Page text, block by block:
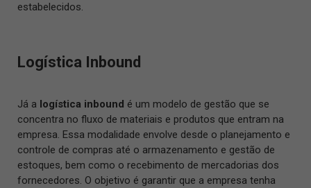
estabelecidos.
Logística Inbound
Já a logística inbound é um modelo de gestão que se
concentra no fluxo de materiais e produtos que entram na
empresa. Essa modalidade envolve desde o planejamento e
controle de compras até o armazenamento e gestão de
estoques, bem como o recebimento de mercadorias dos
fornecedores. O objetivo é garantir que a empresa tenha